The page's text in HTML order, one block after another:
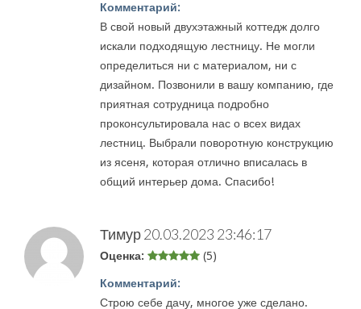
Комментарий:
В свой новый двухэтажный коттедж долго
искали подходящую лестницу. Не могли
определиться ни с материалом, ни с
дизайном. Позвонили в вашу компанию, где
приятная сотрудница подробно
проконсультировала нас о всех видах
лестниц. Выбрали поворотную конструкцию
из ясеня, которая отлично вписалась в
общий интерьер дома. Спасибо!
Тимур20.03.2023 23:46:17
Оценка: (5)
Комментарий:
Строю себе дачу, многое уже сделано.